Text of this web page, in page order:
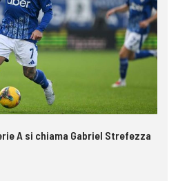
A si chiama Gabriel Strefezza